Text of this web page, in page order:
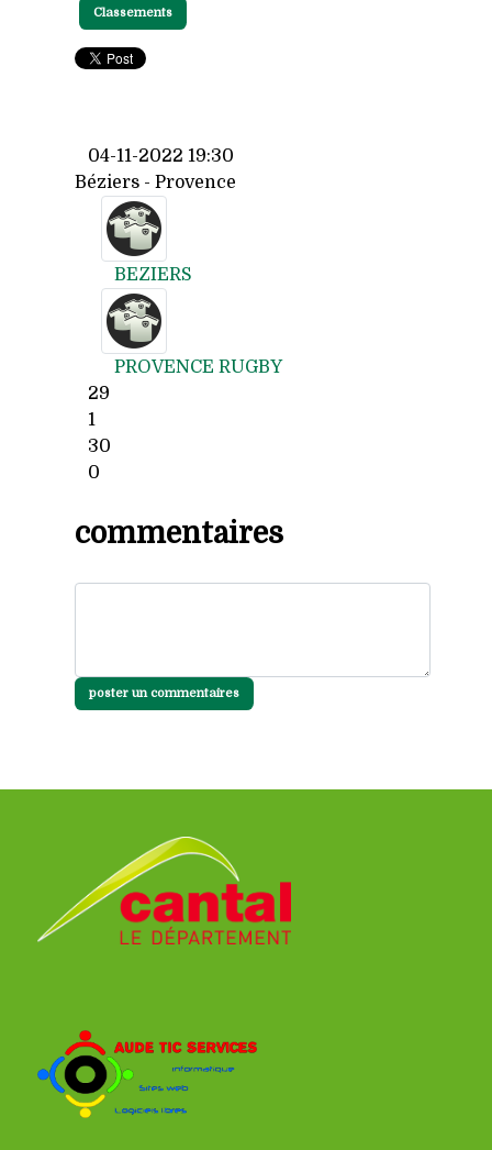
Classements
04-11-2022 19:30
Béziers - Provence
BEZIERS
PROVENCE RUGBY
29
1
30
0
commentaires
poster un commentaires